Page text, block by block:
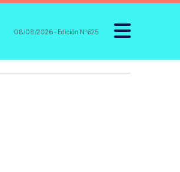
08/08/2026- Edición Nº625